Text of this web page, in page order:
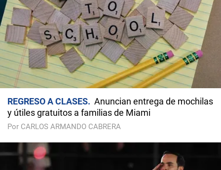
REGRESO A CLASES
Anuncian entrega de mochilas
y útiles gratuitos a familias de Miami
Por CARLOS ARMANDO CABRERA